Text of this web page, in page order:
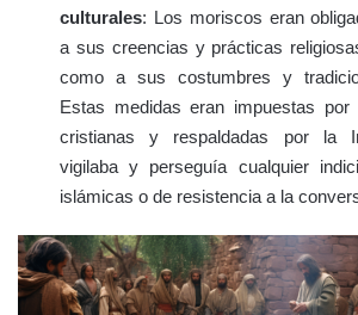
culturales: Los moriscos eran
a sus creencias y prácticas
como a sus costumbres y
Estas medidas eran impuestas por
cristianas y respaldadas por la
vigilaba y perseguía cualquier
islámicas o de resistencia a la